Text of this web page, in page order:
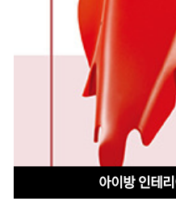
아이방 인테